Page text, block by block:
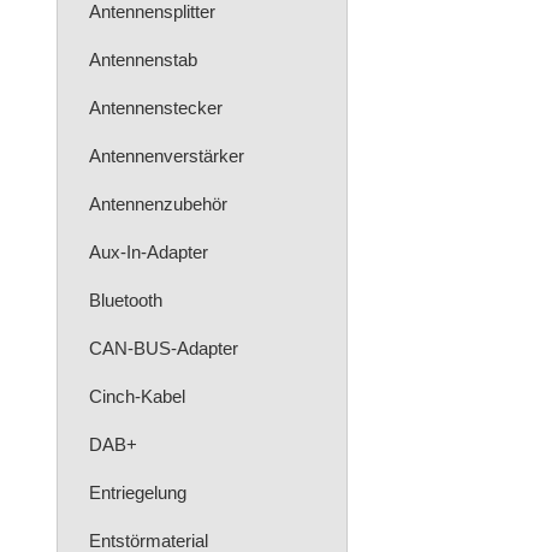
Antennensplitter
Antennenstab
Antennenstecker
Antennenverstärker
Antennenzubehör
Aux-In-Adapter
Bluetooth
CAN-BUS-Adapter
Cinch-Kabel
DAB+
Entriegelung
Entstörmaterial